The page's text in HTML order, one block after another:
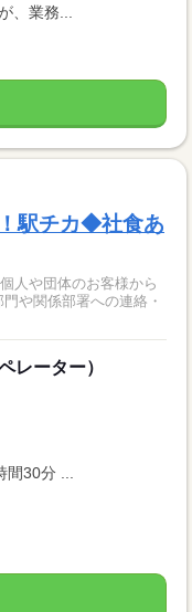
、業務...
駅チカ◆社食あ
や関係部署への連絡・
レーター）
間30分 ...